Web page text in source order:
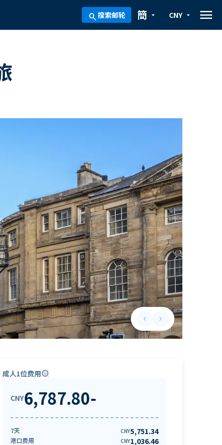
search搜索邮轮 arrow_drop_down
簡 arrow_drop_down
CNY menu
keyboard_arrow_leftPrevious slide
keyboard_arrow_rightNext slide
成人1位费用info
CNY6,787.80-
7天 CNY5,751.34
港口费用 CNY1,036.46